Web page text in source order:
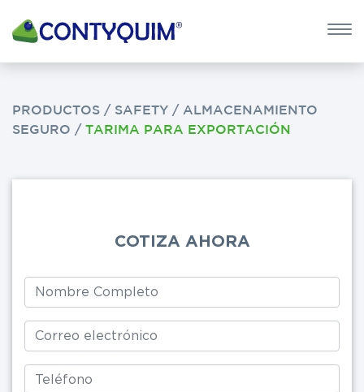
×
POTASA
PRODUCTOS / SAFETY / ALMACENAMIENTO
SEGURO / TARIMA PARA EXPORTACIÓN
COTIZA AHORA